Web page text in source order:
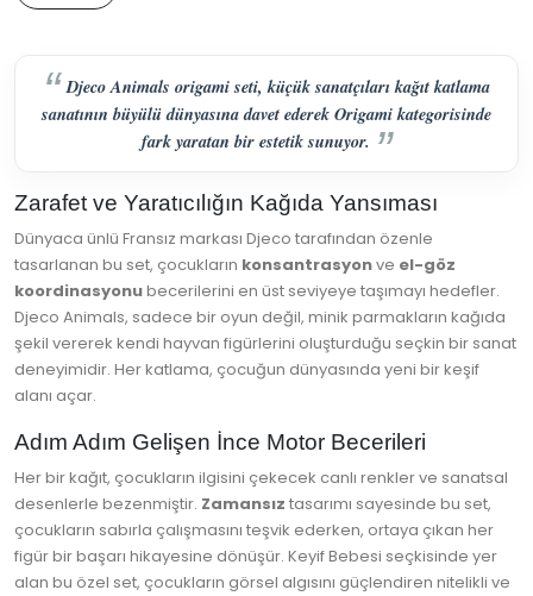
Djeco Animals origami seti, küçük sanatçıları kağıt katlama
sanatının büyülü dünyasına davet ederek Origami kategorisinde
fark yaratan bir estetik sunuyor.
Zarafet ve Yaratıcılığın Kağıda Yansıması
Dünyaca ünlü Fransız markası Djeco tarafından özenle
tasarlanan bu set, çocukların konsantrasyonve el-göz
koordinasyonubecerilerini en üst seviyeye taşımayı hedefler.
Djeco Animals, sadece bir oyun değil, minik parmakların kağıda
şekil vererek kendi hayvan figürlerini oluşturduğu seçkin bir sanat
deneyimidir. Her katlama, çocuğun dünyasında yeni bir keşif
alanı açar.
Adım Adım Gelişen İnce Motor Becerileri
Her bir kağıt, çocukların ilgisini çekecek canlı renkler ve sanatsal
desenlerle bezenmiştir. Zamansız tasarımı sayesinde bu set,
çocukların sabırla çalışmasını teşvik ederken, ortaya çıkan her
figür bir başarı hikayesine dönüşür. Keyif Bebesi seçkisinde yer
alan bu özel set, çocukların görsel algısını güçlendiren nitelikli ve